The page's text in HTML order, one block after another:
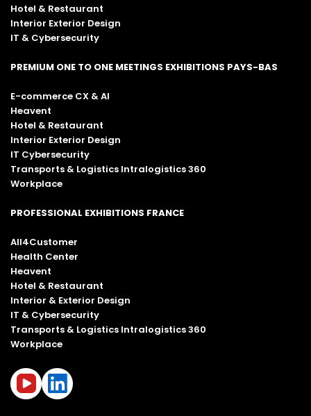
Hotel & Restaurant
Interior Exterior Design
IT & Cybersecurity
PREMIUM ONE TO ONE MEETINGS EXHIBITIONS PAYS-BAS
E-commerce CX & AI
Heavent
Hotel & Restaurant
Interior Exterior Design
IT Cybersecurity
Transports & Logistics Intralogistics 360
Workplace
PROFESSIONAL EXHIBITIONS FRANCE
All4Customer
Health Center
Heavent
Hotel & Restaurant
Interior & Exterior Design
IT & Cybersecurity
Transports & Logistics Intralogistics 360
Workplace